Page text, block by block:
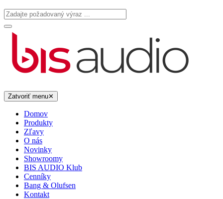
Zatvoriť menu✕
Domov
Produkty
Zľavy
O nás
Novinky
Showroomy
BIS AUDIO Klub
Cenníky
Bang & Olufsen
Kontakt